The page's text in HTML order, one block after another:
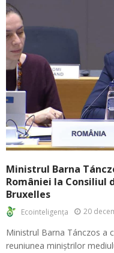
Ministrul Barna
României la Consiliul
Bruxelles
Ecointeligența 20
Ministrul Barna Tánczos a
reuniunea miniștrilor